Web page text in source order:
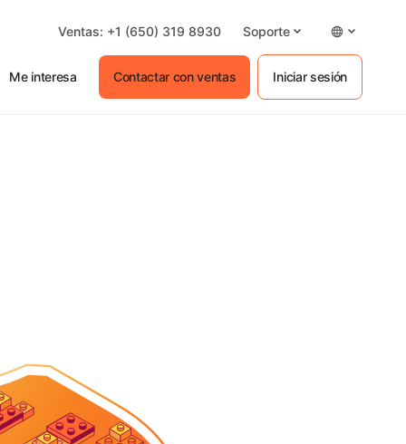
Ventas: +1 (650) 319 8930 Soporte
Me interesa Contactar con ventas Iniciar sesión